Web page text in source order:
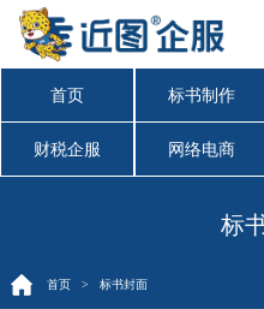
首页 标书制作
财税企服 网络电商
标
首页> 标书封面